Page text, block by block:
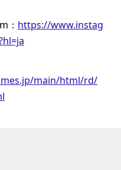
： https://www.instag
main/html/rd/